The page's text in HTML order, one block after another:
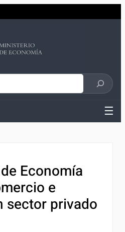
☰
Economía
e
sector privado